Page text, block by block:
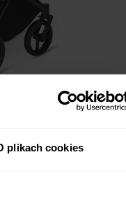
plikach cookies